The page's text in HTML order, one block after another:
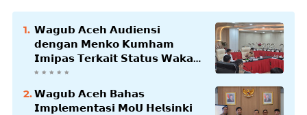
𝗪𝗮𝗴𝘂𝗯 𝗔𝗰𝗲𝗵 𝗔𝘂𝗱𝗶𝗲𝗻𝘀𝗶
𝗱𝗲𝗻𝗴𝗮𝗻 𝗠𝗲𝗻𝗸𝗼 𝗞𝘂𝗺𝗵𝗮𝗺
𝗜𝗺𝗶𝗽𝗮𝘀 𝗧𝗲𝗿𝗸𝗮𝗶𝘁 𝗦𝘁𝗮𝘁𝘂𝘀 𝗪𝗮𝗸𝗮𝗳
𝗕𝗹𝗮𝗻𝗴𝗽𝗮𝗱𝗮𝗻𝗴
𝗪𝗮𝗴𝘂𝗯 𝗔𝗰𝗲𝗵 𝗕𝗮𝗵𝗮𝘀
𝗜𝗺𝗽𝗹𝗲𝗺𝗲𝗻𝘁𝗮𝘀𝗶 𝗠𝗼𝗨 𝗛𝗲𝗹𝘀𝗶𝗻𝗸𝗶